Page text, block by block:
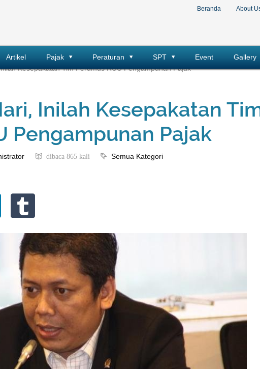
Beranda About
Artikel Pajak Peraturan SPT Event Gallery
Inilah Kesepakatan Tim
Pengampunan Pajak